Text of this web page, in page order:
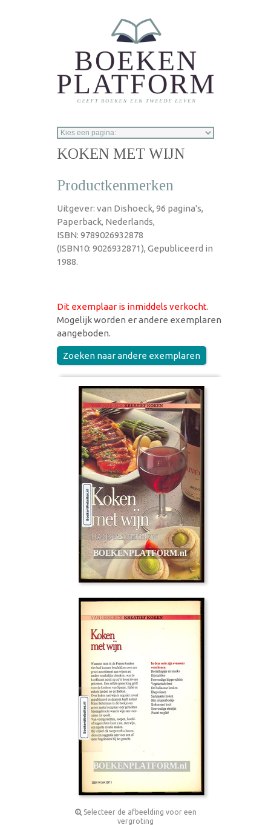
KOKEN MET WIJN
Productkenmerken
Uitgever: van Dishoeck, 96 pagina's,
Paperback, Nederlands,
ISBN: 9789026932878
(ISBN10: 9026932871), Gepubliceerd in
1988.
Dit exemplaar is inmiddels verkocht.
Mogelijk worden er andere exemplaren
aangeboden.
Zoeken naar andere exemplaren
Selecteer de afbeelding voor een
vergroting